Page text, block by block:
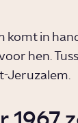
komt in
hen.
Jeruzalem.